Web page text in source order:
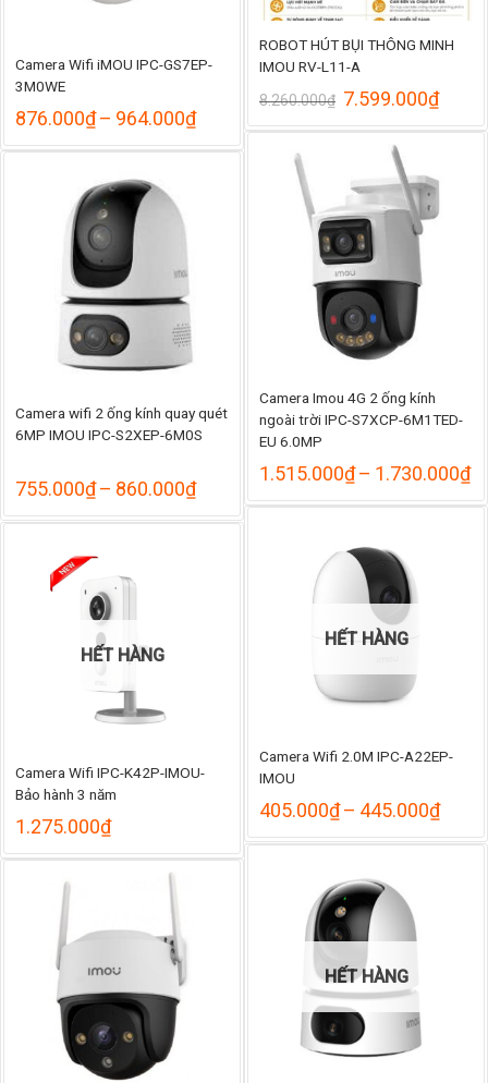
ROBOT HÚT BỤI THÔNG MINH
IMOU RV-L11-A
8.260.000₫ Giá
là:
8.260.000₫.
7.599.000₫Giá
tại
Camera Wifi iMOU IPC-GS7EP-
3M0WE
876.000₫– 964.000₫Khoảng
từ
Camera Imou 4G 2 ống kính
ngoài trời IPC-S7XCP-6M1TED-
EU 6.0MP
1.515.000₫– 1.730.000₫
từ
Camera wifi 2 ống kính quay quét
6MP IMOU IPC-S2XEP-6M0S
755.000₫– 860.000₫Khoảng
từ
HẾT HÀNG
Camera Wifi 2.0M IPC-A22EP-
IMOU
405.000₫– 445.000₫
từ
HẾT HÀNG
Camera Wifi IPC-K42P-IMOU-
Bảo hành 3 năm
1.275.000₫
HẾT HÀNG